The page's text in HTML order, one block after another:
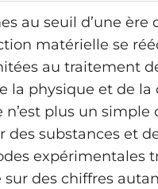
au seuil d’une
matérielle se
au traitement
la physique et de la
n’est plus un
des substances et
expérimentales
des chiffres